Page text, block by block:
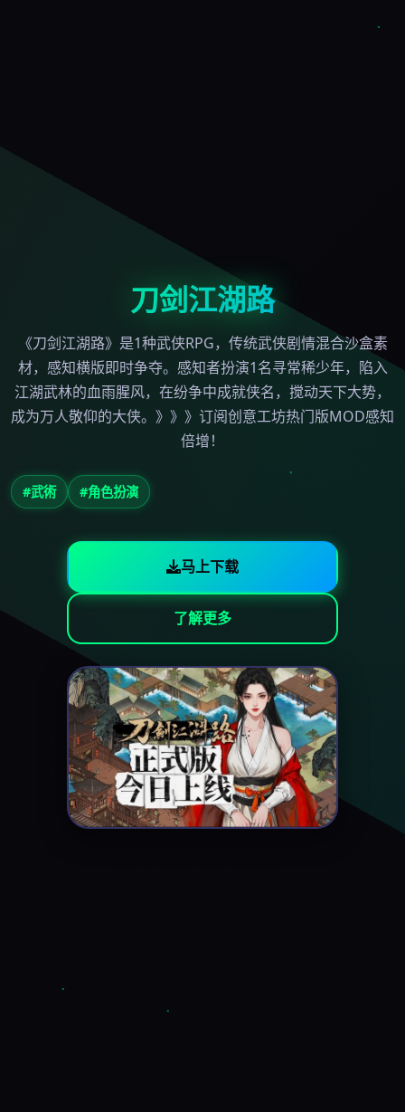
刀剑江湖路
《刀剑江湖路》是1种武侠RPG，传统武侠剧情混合沙盒素
材，感知横版即时争夺。感知者扮演1名寻常稀少年，陷入
江湖武林的血雨腥风，在纷争中成就侠名，搅动天下大势，
成为万人敬仰的大侠。》》》订阅创意工坊热门版MOD感知
倍增！
#武術 #角色扮演
马上下载
了解更多